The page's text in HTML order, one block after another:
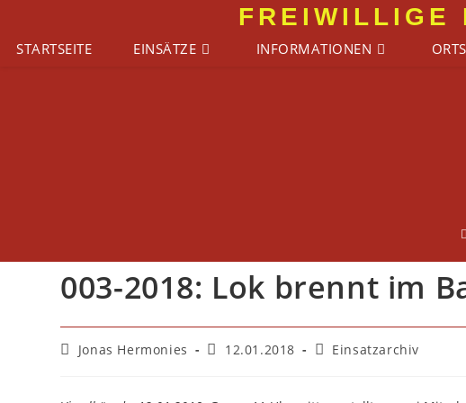
springen
FREIWILLIGE
STARTSEITE EINSÄTZE INFORMATIONEN
003-2018: Lok brennt im
Beitrags-
Jonas Hermonies
Beitrag
12.01.2018
Beitrags-
Einsatzarchiv